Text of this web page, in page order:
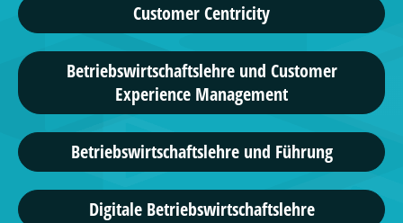
Customer Centricity
Betriebswirtschaftslehre und Customer
Experience Management
Betriebswirtschaftslehre und Führung
Digitale Betriebswirtschaftslehre